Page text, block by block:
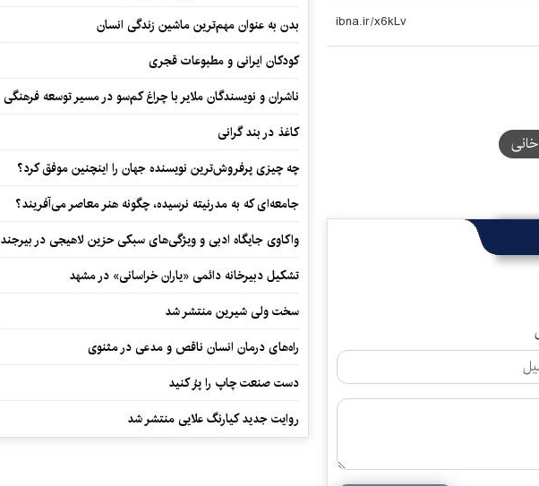
بدن به عنوان مهم‌ترین ماشین زندگی انسان
کودکان ایرانی و مطبوعات قجری
ناشران و نویسندگان ملایر با چراغ کم‌سو در مسیر توسعه فرهنگی
کاغذ در بند گرانی
چه چیزی پرفروش‌ترین نویسنده جهان را اینچنین موفق کرد؟
جامعه‌ای که به مدرنیته نرسیده، چگونه هنر معاصر می‌آفریند؟
واکاوی جایگاه ادبی و ویژگی‌های سبکی حزین لاهیجی در بیرجند
تشکیل دبیرخانه دائمی «یاران خراسانی» در مشهد
سخت ولی شیرین منتشر شد
راه‌های درمان انسان ناقص و مدعی در مثنوی
دست صنعت چاپ را پرُ کنید
روایت جدید کیارنگ علایی منتشر شد